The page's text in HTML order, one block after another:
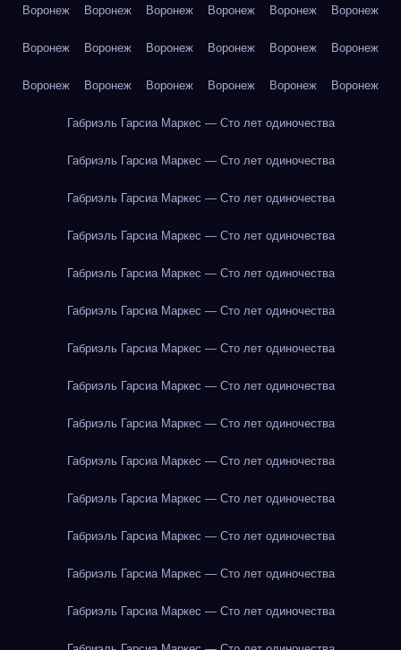
Воронеж Воронеж Воронеж Воронеж Воронеж Воронеж
Воронеж Воронеж Воронеж Воронеж Воронеж Воронеж
Воронеж Воронеж Воронеж Воронеж Воронеж Воронеж
Габриэль Гарсиа Маркес — Сто лет одиночества
Габриэль Гарсиа Маркес — Сто лет одиночества
Габриэль Гарсиа Маркес — Сто лет одиночества
Габриэль Гарсиа Маркес — Сто лет одиночества
Габриэль Гарсиа Маркес — Сто лет одиночества
Габриэль Гарсиа Маркес — Сто лет одиночества
Габриэль Гарсиа Маркес — Сто лет одиночества
Габриэль Гарсиа Маркес — Сто лет одиночества
Габриэль Гарсиа Маркес — Сто лет одиночества
Габриэль Гарсиа Маркес — Сто лет одиночества
Габриэль Гарсиа Маркес — Сто лет одиночества
Габриэль Гарсиа Маркес — Сто лет одиночества
Габриэль Гарсиа Маркес — Сто лет одиночества
Габриэль Гарсиа Маркес — Сто лет одиночества